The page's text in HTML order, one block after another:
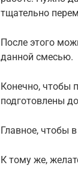
тщательно
После этого
данной смесью.
Конечно, чтобы
подготовлены
Главное, чтобы
К тому же,